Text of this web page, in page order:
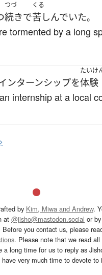
つづ
続きで
くる
苦しんでいた。
tormented by a long
ンターンシップを
たいけ
体験
internship at a local
by Kim, Miwa and Andrew.
at @jisho@mastodon.social or
Before you contact us, please
. Please note that we read all
a long time for us to reply as
very much time to devote to